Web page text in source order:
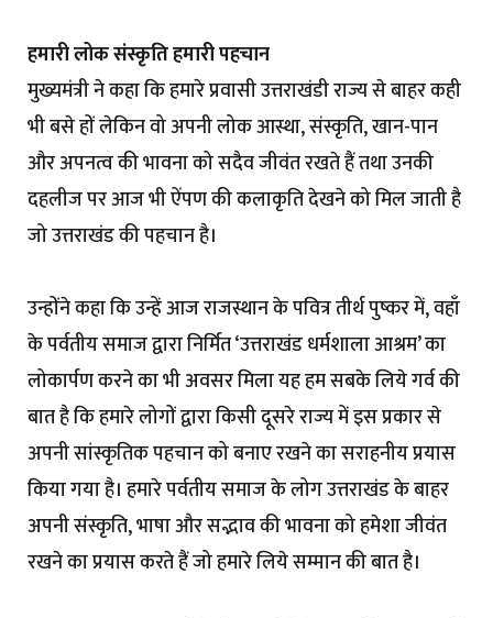
हमारी लोक संस्कृति हमारी पहचान
मुख्यमंत्री ने कहा कि हमारे प्रवासी उत्तराखंडी राज्य से बाहर कही
भी बसे हों लेकिन वो अपनी लोक आस्था, संस्कृति, खान-पान
और अपनत्व की भावना को सदैव जीवंत रखते हैं तथा उनकी
दहलीज पर आज भी ऐंपण की कलाकृति देखने को मिल जाती है
जो उत्तराखंड की पहचान है।
उन्होंने कहा कि उन्हें आज राजस्थान के पवित्र तीर्थ पुष्कर में, वहाँ
के पर्वतीय समाज द्वारा निर्मित ‘उत्तराखंड धर्मशाला आश्रम’ का
लोकार्पण करने का भी अवसर मिला यह हम सबके लिये गर्व की
बात है कि हमारे लोगों द्वारा किसी दूसरे राज्य में इस प्रकार से
अपनी सांस्कृतिक पहचान को बनाए रखने का सराहनीय प्रयास
किया गया है। हमारे पर्वतीय समाज के लोग उत्तराखंड के बाहर
अपनी संस्कृति, भाषा और सद्भाव की भावना को हमेशा जीवंत
रखने का प्रयास करते हैं जो हमारे लिये सम्मान की बात है।